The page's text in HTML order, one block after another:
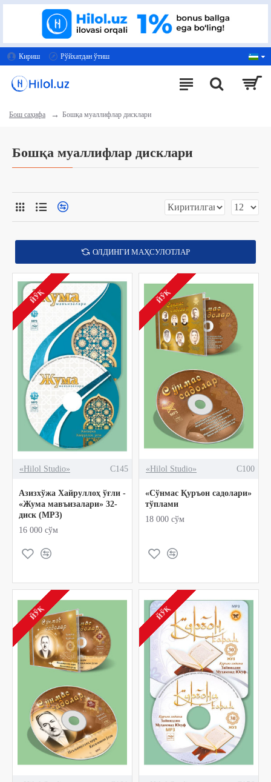
Кириш Рўйхатдан ўтиш
Бош саҳифа Бошқа муаллифлар дисклари
Бошқа муаллифлар дисклари
ОЛДИНГИ МАҲСУЛОТЛАР
ЙЎҚ
«Hilol Studio» C145
Азизхўжа Хайруллоҳ ўғли -
«Жума мавъизалари» 32-
диск (МР3)
16 000 сўм
ЙЎҚ
«Hilol Studio» C100
«Сўнмас Қуръон садолари»
тўплами
18 000 сўм
ЙЎҚ ЙЎҚ